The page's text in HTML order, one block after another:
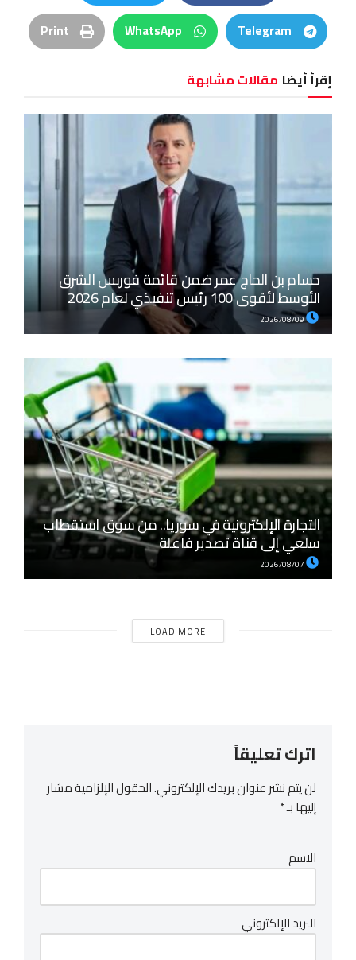
Telegram
WhatsApp
Print
إقرأ أيضا مقالات مشابهة
حسام بن الحاج عمر ضمن قائمة فوربس الشرق
الأوسط لأقوى 100 رئيس تنفيذي لعام 2026
2026/08/09
التجارة الإلكترونية في سوريا.. من سوق استقطاب
سلعي إلى قناة تصدير فاعلة
LOAD MORE
اترك تعليقاً
لن يتم نشر عنوان بريدك الإلكتروني.الحقول الإلزامية مشار
إليها بـ*
الاسم
البريد الإلكتروني